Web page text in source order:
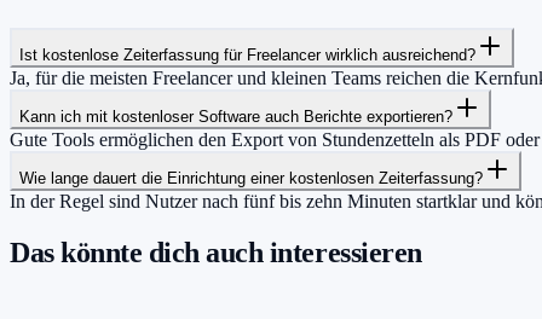
Ist kostenlose Zeiterfassung für Freelancer wirklich ausreichend?
Ja, für die meisten Freelancer und kleinen Teams reichen die
Kann ich mit kostenloser Software auch Berichte exportieren?
Gute Tools ermöglichen den Export von Stundenzetteln als PDF
Wie lange dauert die Einrichtung einer kostenlosen Zeiterfassung?
In der Regel sind Nutzer nach fünf bis zehn Minuten startklar und
Das könnte dich auch interessieren